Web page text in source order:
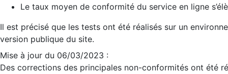
Le taux moyen de conformité du service en ligne
Il est précisé que les tests ont été réalisés sur un
version publique du site.
Mise à jour du 06/03/2023 :
Des corrections des principales non-conformités ont été